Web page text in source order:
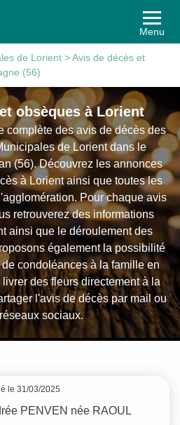
Menu
de Lorient >Avis de décès et
(56)
obsèques à Lorient
complète des avis de décès des
de Lorient dans le
(56). Découvrez les annonces
à Lorient ainsi que toutes les
Pour chaque avis
retrouverez des informations
ainsi que le déroulement des
également la possibilité
condoléances à la famille en
des fleurs directement à la
l'avis de décès par mail ou
sociaux.
le 31/03/2025
PENVEN née RAOUL